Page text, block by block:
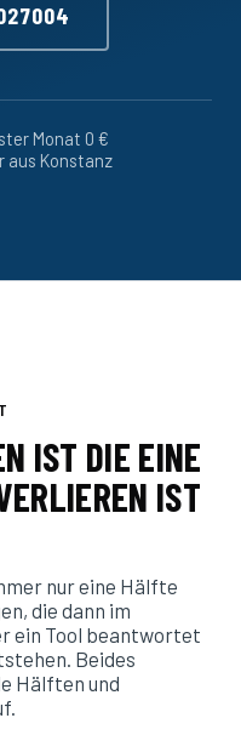
Monat 0 €
aus Konstanz
IST DIE EINE
IST
nur eine Hälfte
die dann im
ein Tool beantwortet
Beides
Hälften und